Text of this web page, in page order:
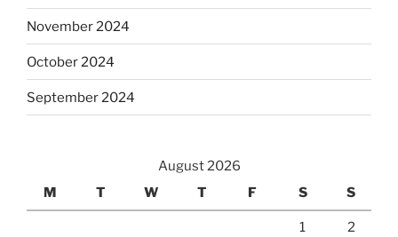
November 2024
October 2024
September 2024
August 2026
M
T W T F S S
1 2